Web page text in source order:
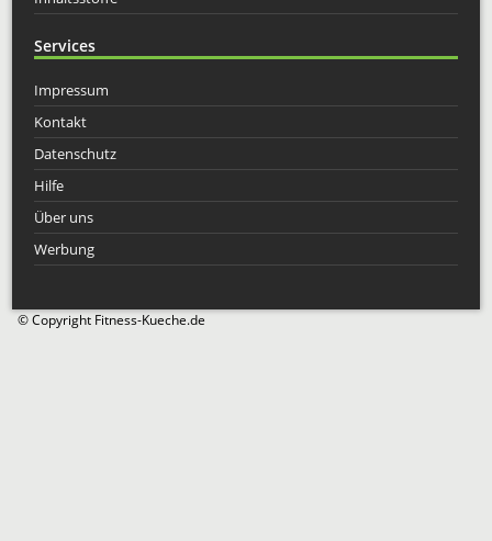
Services
Impressum
Kontakt
Datenschutz
Hilfe
Über uns
Werbung
© Copyright Fitness-Kueche.de